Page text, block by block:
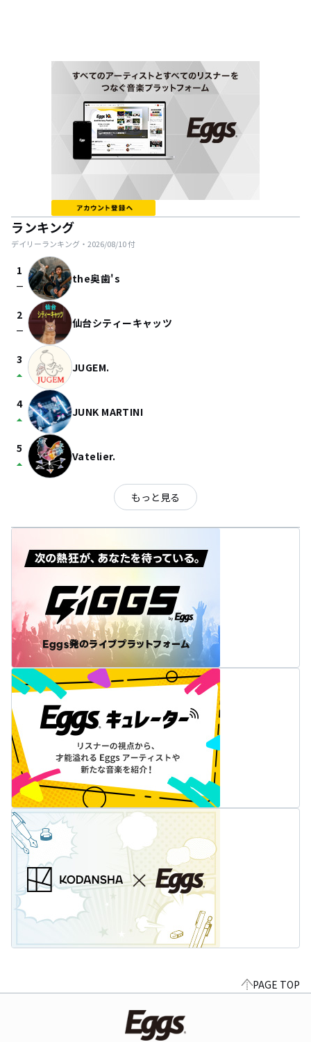
ランキング
デイリーランキング・ 2026/08/10付
1
check_indeterminate_small the奥歯's
2
check_indeterminate_small 仙台シティーキャッツ
3
arrow_drop_up JUGEM.
4
arrow_drop_up JUNK MARTINI
5
arrow_drop_up Vatelier.
もっと見る
PAGE TOP